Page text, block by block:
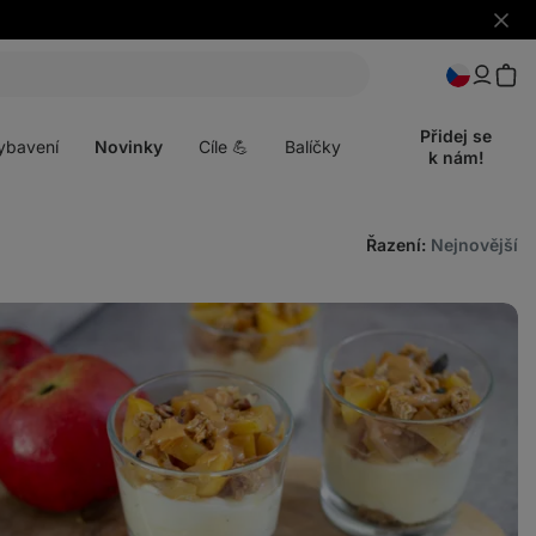
Skrýt
Novinky Cíle 💪 Balíčky
Přidej se
k nám!
Řazení: Nejnovější